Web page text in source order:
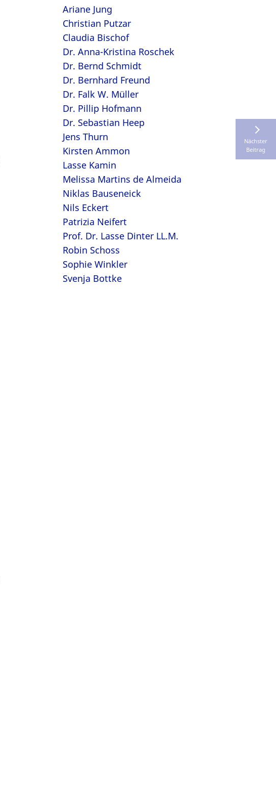
Nächster
Beitrag
Ariane Jung
Christian Putzar
Claudia Bischof
Dr. Anna-Kristina Roschek
Dr. Bernd Schmidt
Dr. Bernhard Freund
Dr. Falk W. Müller
Dr. Pillip Hofmann
Dr. Sebastian Heep
Jens Thurn
Kirsten Ammon
Lasse Kamin
Melissa Martins de Almeida
Niklas Bauseneick
Nils Eckert
Patrizia Neifert
Prof. Dr. Lasse Dinter LL.M.
Robin Schoss
Sophie Winkler
Svenja Bottke